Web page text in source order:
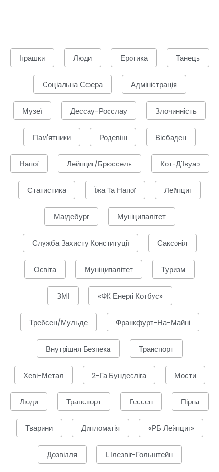
Іграшки Люди Еротика Танець
Соціальна Сфера Адміністрація
Музеї Дессау-Росслау Злочинність
Пам'ятники Родевіш Вісбаден
Напої Лейпциг/Брюссель Кот-Д'Івуар
Статистика Їжа Та Напої Лейпциг
Магдебург Муніципалітет
Служба Захисту Конституції Саксонія
Освіта Муніципалітет Туризм
ЗМІ «ФК Енергі Котбус»
Требсен/Мульде Франкфурт-На-Майні
Внутрішня Безпека Транспорт
Хеві-Метал 2-Га Бундесліга Мости
Люди Транспорт Гессен Пірна
Тварини Дипломатія «РБ Лейпциг»
Дозвілля Шлезвіг-Гольштейн